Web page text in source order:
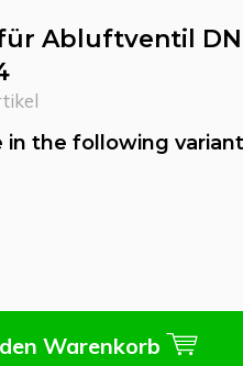
Abluftventil DN
in the following
Warenkorb